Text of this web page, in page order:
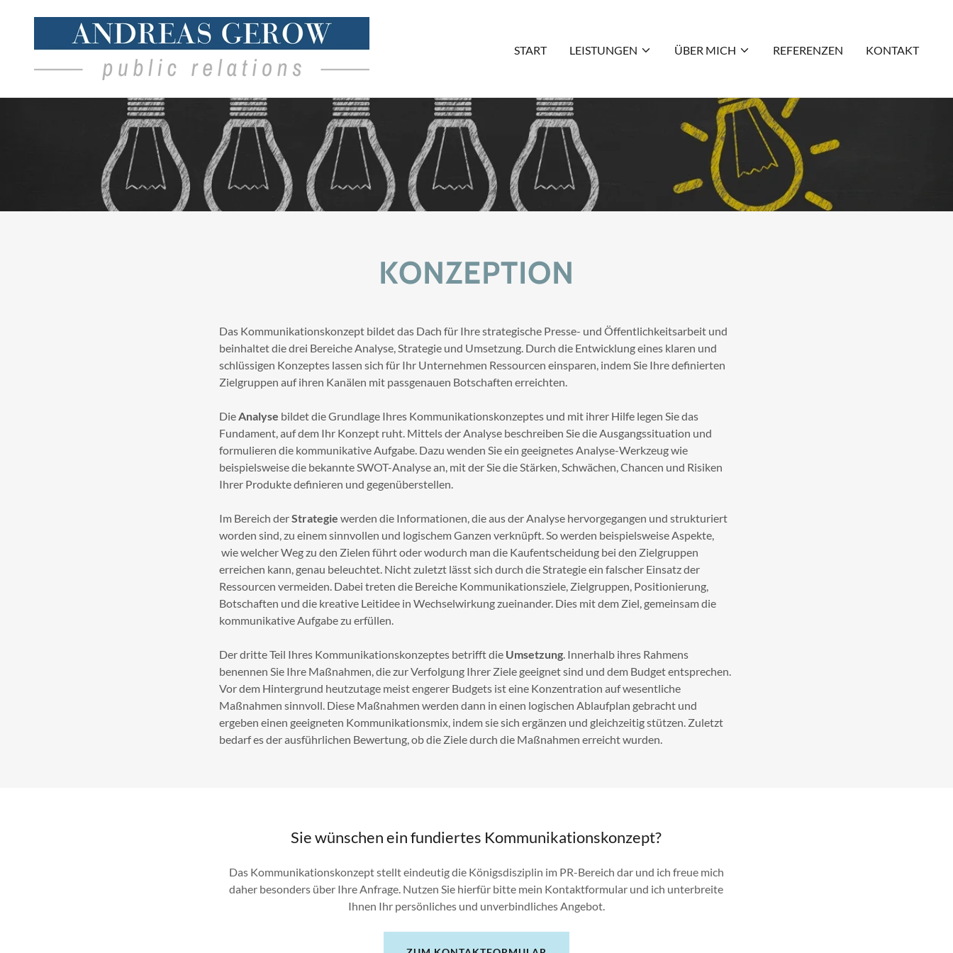
START LEISTUNGEN ÜBER MICH REFERENZEN KONTAKT
KONZEPTION
Das Kommunikationskonzept bildet das Dach für Ihre strategische Presse- und Öffentlichkeitsarbeit und
beinhaltet die drei Bereiche Analyse, Strategie und Umsetzung. Durch die Entwicklung eines klaren und
schlüssigen Konzeptes lassen sich für Ihr Unternehmen Ressourcen einsparen, indem Sie Ihre definierten
Zielgruppen auf ihren Kanälen mit passgenauen Botschaften erreichten.
DieAnalyse bildet die Grundlage Ihres Kommunikationskonzeptes und mit ihrer Hilfe legen Sie das
Fundament, auf dem Ihr Konzept ruht. Mittels der Analyse beschreiben Sie die Ausgangssituation und
formulieren die kommunikative Aufgabe. Dazu wenden Sie ein geeignetes Analyse-Werkzeug wie
beispielsweise die bekannte SWOT-Analyse an, mit der Sie die Stärken, Schwächen, Chancen und Risiken
Ihrer Produkte definieren und gegenüberstellen.
Im Bereich derStrategie werden die Informationen, die aus der Analyse hervorgegangen und strukturiert
worden sind, zu einem sinnvollen und logischem Ganzen verknüpft. So werden beispielsweise Aspekte,
wie welcher Weg zu den Zielen führt oder wodurch man die Kaufentscheidung bei den Zielgruppen
erreichen kann, genau beleuchtet. Nicht zuletzt lässt sich durch die Strategie ein falscher Einsatz der
Ressourcen vermeiden. Dabei treten die Bereiche Kommunikationsziele, Zielgruppen, Positionierung,
Botschaften und die kreative Leitidee in Wechselwirkung zueinander. Dies mit dem Ziel, gemeinsam die
kommunikative Aufgabe zu erfüllen.
Der dritte Teil Ihres Kommunikationskonzeptes betrifft die Umsetzung. Innerhalb ihres Rahmens
benennen Sie Ihre Maßnahmen, die zur Verfolgung Ihrer Ziele geeignet sind und dem Budget entsprechen.
Vor dem Hintergrund heutzutage meist engerer Budgets ist eine Konzentration auf wesentliche
Maßnahmen sinnvoll. Diese Maßnahmen werden dann in einen logischen Ablaufplan gebracht und
ergeben einen geeigneten Kommunikationsmix, indem sie sich ergänzen und gleichzeitig stützen. Zuletzt
bedarf es der ausführlichen Bewertung, ob die Ziele durch die Maßnahmen erreicht wurden.
Sie wünschen ein fundiertes Kommunikationskonzept?
Das Kommunikationskonzept stellt eindeutig die Königsdisziplin im PR-Bereich dar und ich freue mich
daher besonders über Ihre Anfrage. Nutzen Sie hierfür bitte mein Kontaktformular und ich unterbreite
Ihnen Ihr persönliches und unverbindliches Angebot.